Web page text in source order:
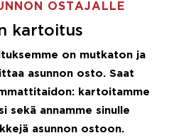
OSTAJALLE
kartoitus
on mutkaton ja
asunnon osto. Saat
kartoitamme
sekä annamme sinulle
asunnon ostoon.